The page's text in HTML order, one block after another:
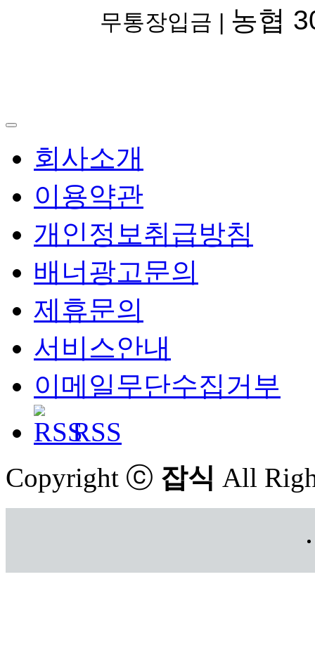
무통장입금 | 농협
회사소개
이용약관
개인정보취급방침
배너광고문의
제휴문의
서비스안내
이메일무단수집거부
RSS
Copyright ⓒ 잡식 All